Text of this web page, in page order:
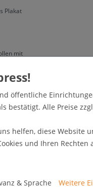
Plakat
mit
öffentliche
bestätigt. Alle Preise
helfen, diese Website
und Ihren Rechten
& Sprache Weitere